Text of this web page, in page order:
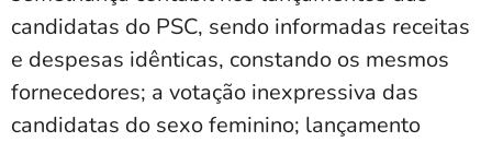
candidatas do PSC, sendo informadas receitas
e despesas idênticas, constando os mesmos
fornecedores; a votação inexpressiva das
candidatas do sexo feminino; lançamento